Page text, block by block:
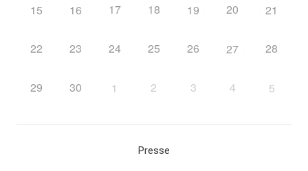
15 16 17 18 19 20 21
22 23 24 25 26 27 28
29 30 1 2 3 4 5
Presse